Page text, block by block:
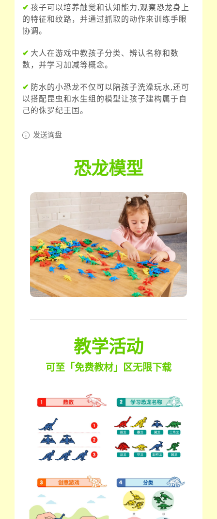
✔ 孩子可以培养触觉和认知能力,观察恐龙身上
的特征和纹路，并通过抓取的动作来训练手眼
协调。
✔ 大人在游戏中教孩子分类、辨认名称和数
数，并学习加减等概念。
✔ 防水的小恐龙不仅可以陪孩子洗澡玩水,还可
以搭配昆虫和水生组的模型让孩子建构属于自
己的侏罗纪王国。
发送询盘
恐龙模型
教学活动
可至「免费教材」区无限下载